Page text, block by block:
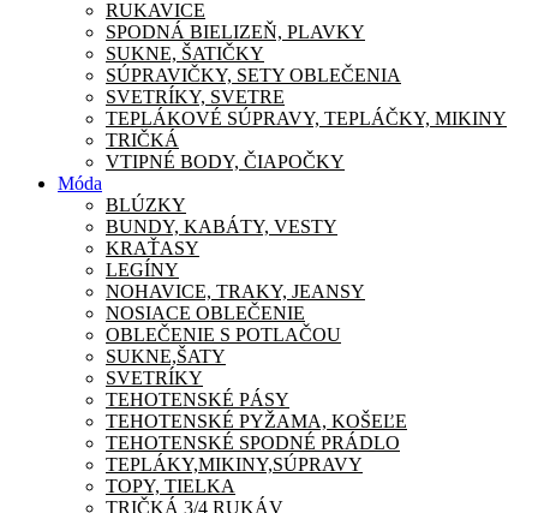
RUKAVICE
SPODNÁ BIELIZEŇ, PLAVKY
SUKNE, ŠATIČKY
SÚPRAVIČKY, SETY OBLEČENIA
SVETRÍKY, SVETRE
TEPLÁKOVÉ SÚPRAVY, TEPLÁČKY, MIKINY
TRIČKÁ
VTIPNÉ BODY, ČIAPOČKY
Móda
BLÚZKY
BUNDY, KABÁTY, VESTY
KRAŤASY
LEGÍNY
NOHAVICE, TRAKY, JEANSY
NOSIACE OBLEČENIE
OBLEČENIE S POTLAČOU
SUKNE,ŠATY
SVETRÍKY
TEHOTENSKÉ PÁSY
TEHOTENSKÉ PYŽAMA, KOŠEĽE
TEHOTENSKÉ SPODNÉ PRÁDLO
TEPLÁKY,MIKINY,SÚPRAVY
TOPY, TIELKA
TRIČKÁ 3/4 RUKÁV